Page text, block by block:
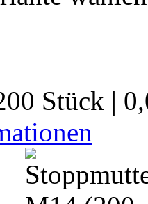
Stück |